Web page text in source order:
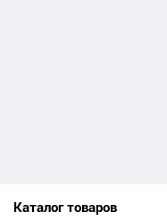
Каталог товаров